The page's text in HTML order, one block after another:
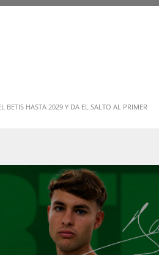
BETIS HASTA 2029 Y DA EL SALTO AL PRIMER